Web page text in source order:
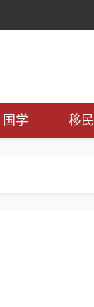
国学 移民